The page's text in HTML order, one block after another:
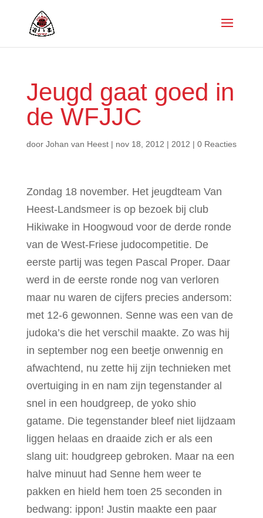
Jeugd gaat goed in
de WFJJC
door Johan van Heest| nov 18, 2012 | 2012 | 0 Reacties
Zondag 18 november. Het jeugdteam Van
Heest-Landsmeer is op bezoek bij club
Hikiwake in Hoogwoud voor de derde ronde
van de West-Friese judocompetitie. De
eerste partij was tegen Pascal Proper. Daar
werd in de eerste ronde nog van verloren
maar nu waren de cijfers precies andersom:
met 12-6 gewonnen. Senne was een van de
judoka’s die het verschil maakte. Zo was hij
in september nog een beetje onwennig en
afwachtend, nu zette hij zijn technieken met
overtuiging in en nam zijn tegenstander al
snel in een houdgreep, de yoko shio
gatame. Die tegenstander bleef niet lijdzaam
liggen helaas en draaide zich er als een
slang uit: houdgreep gebroken. Maar na een
halve minuut had Senne hem weer te
pakken en hield hem toen 25 seconden in
bedwang: ippon! Justin maakte een paar